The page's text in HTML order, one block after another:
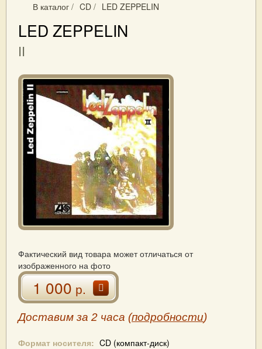
В каталог / CD / LED ZEPPELIN
LED ZEPPELIN
II
Фактический вид товара может отличаться от
изображенного на фото
1 000р.
Доставим за 2 часа (подробности)
Формат носителя: CD (компакт-диск)